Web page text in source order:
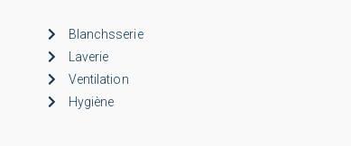
Blanchsserie
Laverie
Ventilation
Hygiène